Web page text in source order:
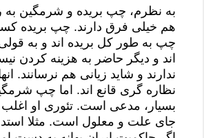
به نظرم، چپ بریده و شرمگین به
هم خیلی فرق دارند. چپ بریده
چپ به طور کل بریده اند و به قولی
اند و دیگر حاضر به هزینه کردن
ندارند و شاید زیانی هم نرسانند.
نظاره گری قانع اند. اما چپ
بسیار، مدعی است. تئوری او
جای علت و معلول است. مثلا